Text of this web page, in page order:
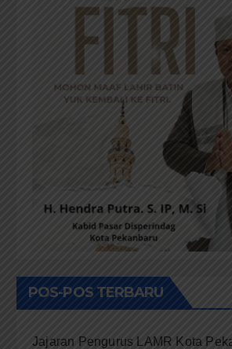
POS-POS TERBARU
Jajaran Pengurus LAMR Kota